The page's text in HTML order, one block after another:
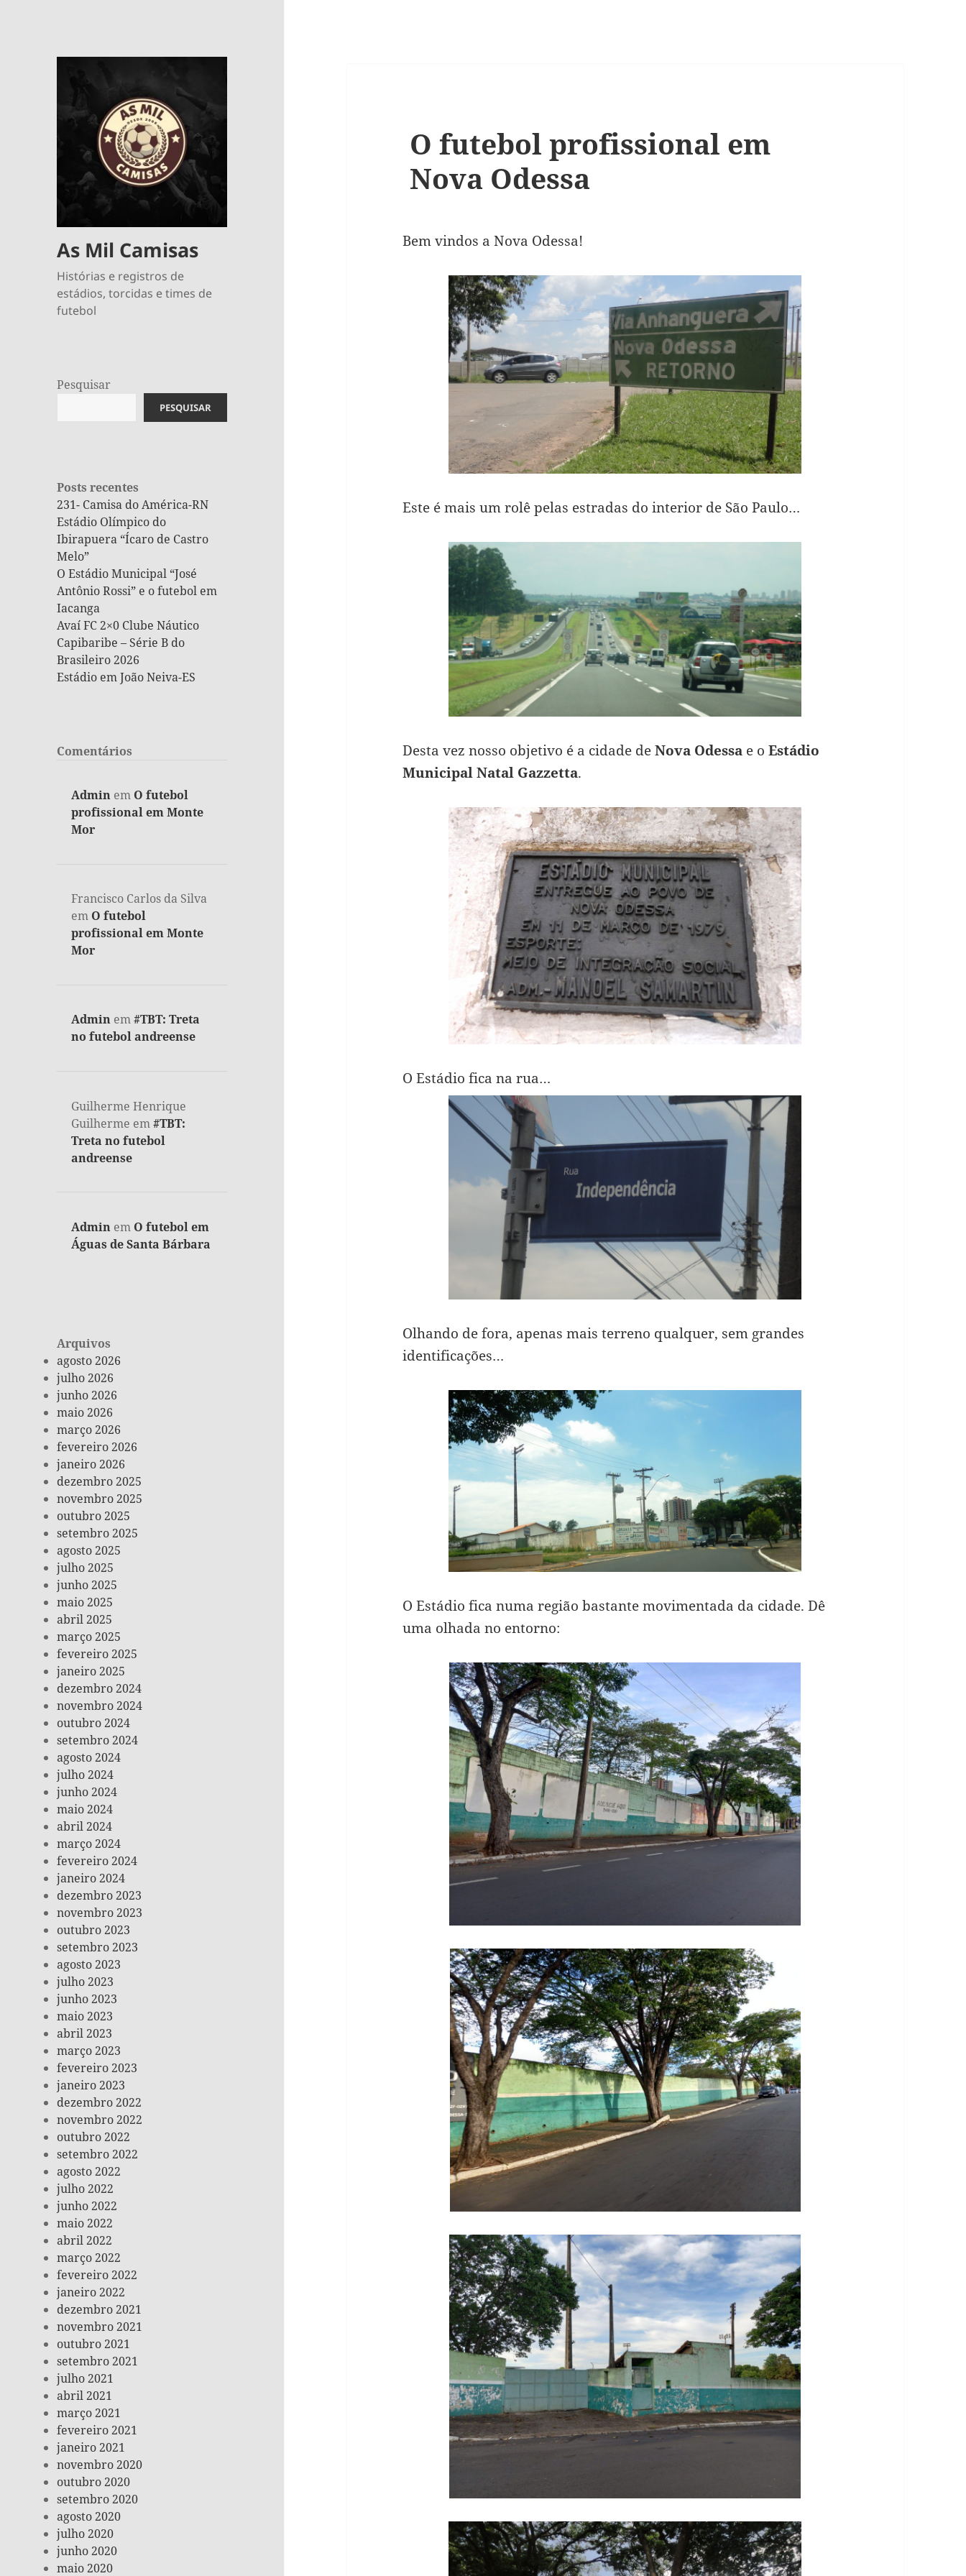
As Mil Camisas
Histórias e registros de
estádios, torcidas e times de
futebol
Pesquisar
PESQUISAR
Posts recentes
231- Camisa do América-RN
Estádio Olímpico do
Ibirapuera “Ícaro de Castro
Melo”
O Estádio Municipal “José
Antônio Rossi” e o futebol em
Iacanga
Avaí FC 2×0 Clube Náutico
Capibaribe – Série B do
Brasileiro 2026
Estádio em João Neiva-ES
Comentários
Admin em O futebol
profissional em Monte
Mor
Francisco Carlos da Silva
em O futebol
profissional em Monte
Mor
Admin em#TBT: Treta
no futebol andreense
Guilherme Henrique
Guilherme em#TBT:
Treta no futebol
andreense
Admin em O futebol em
Águas de Santa Bárbara
Arquivos
agosto 2026
julho 2026
junho 2026
maio 2026
março 2026
fevereiro 2026
janeiro 2026
dezembro 2025
novembro 2025
outubro 2025
setembro 2025
agosto 2025
julho 2025
junho 2025
maio 2025
abril 2025
março 2025
fevereiro 2025
janeiro 2025
dezembro 2024
novembro 2024
outubro 2024
setembro 2024
agosto 2024
julho 2024
junho 2024
maio 2024
abril 2024
março 2024
fevereiro 2024
janeiro 2024
dezembro 2023
novembro 2023
outubro 2023
setembro 2023
agosto 2023
julho 2023
junho 2023
maio 2023
abril 2023
março 2023
fevereiro 2023
janeiro 2023
dezembro 2022
novembro 2022
outubro 2022
setembro 2022
agosto 2022
julho 2022
junho 2022
maio 2022
abril 2022
março 2022
fevereiro 2022
janeiro 2022
dezembro 2021
novembro 2021
outubro 2021
setembro 2021
julho 2021
abril 2021
março 2021
fevereiro 2021
janeiro 2021
novembro 2020
outubro 2020
setembro 2020
agosto 2020
julho 2020
junho 2020
maio 2020
O futebol profissional em
Nova Odessa
Bem vindos a Nova Odessa!
Este é mais um rolê pelas estradas do interior de São Paulo…
Desta vez nosso objetivo é a cidade deNova Odessa e oEstádio
Municipal Natal Gazzetta.
O Estádio fica na rua…
Olhando de fora, apenas mais terreno qualquer, sem grandes
identificações…
O Estádio fica numa região bastante movimentada da cidade. Dê
uma olhada no entorno: